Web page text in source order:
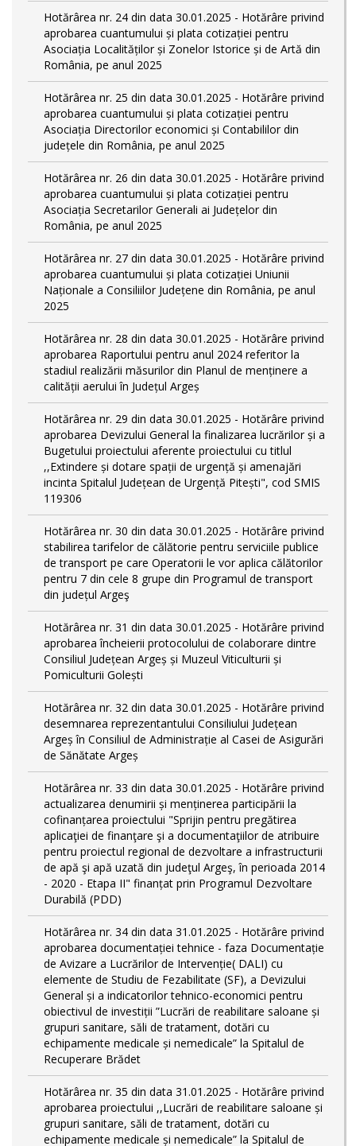
Hotărârea nr. 24 din data 30.01.2025 - Hotărâre privind
aprobarea cuantumului și plata cotizației pentru
Asociația Localităților și Zonelor Istorice și de Artă din
România, pe anul 2025
Hotărârea nr. 25 din data 30.01.2025 - Hotărâre privind
aprobarea cuantumului și plata cotizației pentru
Asociația Directorilor economici și Contabililor din
județele din România, pe anul 2025
Hotărârea nr. 26 din data 30.01.2025 - Hotărâre privind
aprobarea cuantumului și plata cotizației pentru
Asociația Secretarilor Generali ai Județelor din
România, pe anul 2025
Hotărârea nr. 27 din data 30.01.2025 - Hotărâre privind
aprobarea cuantumului și plata cotizației Uniunii
Naționale a Consiliilor Județene din România, pe anul
2025
Hotărârea nr. 28 din data 30.01.2025 - Hotărâre privind
aprobarea Raportului pentru anul 2024 referitor la
stadiul realizării măsurilor din Planul de menținere a
calității aerului în Județul Argeș
Hotărârea nr. 29 din data 30.01.2025 - Hotărâre privind
aprobarea Devizului General la finalizarea lucrărilor și a
Bugetului proiectului aferente proiectului cu titlul
,,Extindere și dotare spații de urgență și amenajări
incinta Spitalul Județean de Urgență Pitești", cod SMIS
119306
Hotărârea nr. 30 din data 30.01.2025 - Hotărâre privind
stabilirea tarifelor de călătorie pentru serviciile publice
de transport pe care Operatorii le vor aplica călătorilor
pentru 7 din cele 8 grupe din Programul de transport
din județul Argeş
Hotărârea nr. 31 din data 30.01.2025 - Hotărâre privind
aprobarea încheierii protocolului de colaborare dintre
Consiliul Județean Argeș și Muzeul Viticulturii și
Pomiculturii Golești
Hotărârea nr. 32 din data 30.01.2025 - Hotărâre privind
desemnarea reprezentantului Consiliului Județean
Argeș în Consiliul de Administrație al Casei de Asigurări
de Sănătate Argeș
Hotărârea nr. 33 din data 30.01.2025 - Hotărâre privind
actualizarea denumirii și menținerea participării la
cofinanțarea proiectului "Sprijin pentru pregătirea
aplicaţiei de finanţare şi a documentaţiilor de atribuire
pentru proiectul regional de dezvoltare a infrastructurii
de apă şi apă uzată din judeţul Argeş, în perioada 2014
- 2020 - Etapa II" finanțat prin Programul Dezvoltare
Durabilă (PDD)
Hotărârea nr. 34 din data 31.01.2025 - Hotărâre privind
aprobarea documentației tehnice - faza Documentație
de Avizare a Lucrărilor de Intervenție( DALI) cu
elemente de Studiu de Fezabilitate (SF), a Devizului
General și a indicatorilor tehnico-economici pentru
obiectivul de investiții ”Lucrări de reabilitare saloane și
grupuri sanitare, săli de tratament, dotări cu
echipamente medicale și nemedicale” la Spitalul de
Recuperare Brădet
Hotărârea nr. 35 din data 31.01.2025 - Hotărâre privind
aprobarea proiectului ,,Lucrări de reabilitare saloane și
grupuri sanitare, săli de tratament, dotări cu
echipamente medicale și nemedicale” la Spitalul de